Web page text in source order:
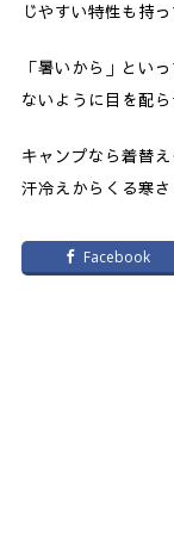
じやすい特性も持っ
「暑いから」とい
ないように目を配ら
キャンプなら着替
汗冷えからくる寒さ
Facebook